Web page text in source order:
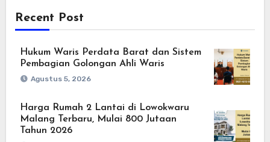
Recent Post
Hukum Waris Perdata Barat dan Sistem
Pembagian Golongan Ahli Waris
Agustus 5, 2026
Harga Rumah 2 Lantai di Lowokwaru
Malang Terbaru, Mulai 800 Jutaan
Tahun 2026